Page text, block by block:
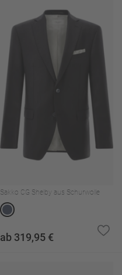
Sakko CG Shelby aus Schurwolle
ab 319,95 €